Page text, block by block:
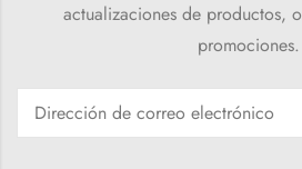
actualizaciones de productos,
promociones.